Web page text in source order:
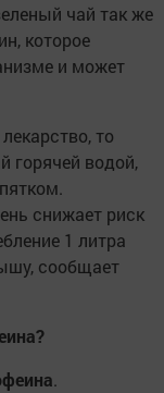
чай так же
которое
и может
то
горячей водой,
снижает риск
1 литра
сообщает
.